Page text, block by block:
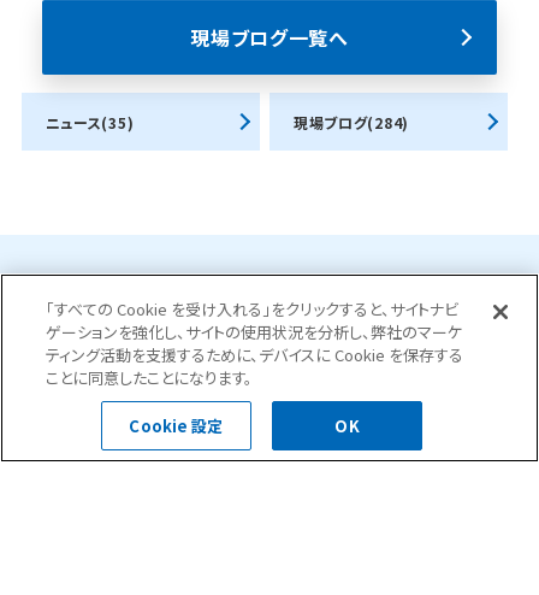
現場ブログ一覧へ
ニュース(35) 現場ブログ(284)
お問合せ・ご相談はこちら
0120-400-252
受付時間 平日 8:30～18:00
「すべての Cookie を受け入れる」をクリックすると、サイトナビ
ゲーションを強化し、サイトの使用状況を分析し、弊社のマーケ
ティング活動を支援するために、デバイスに Cookie を保存する
ことに同意したことになります。
Cookie 設定 OK